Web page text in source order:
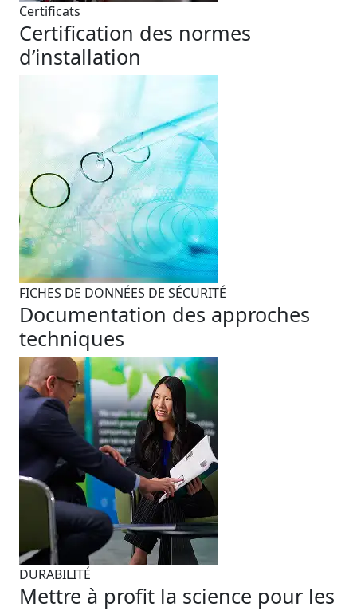
Certificats
Certification des normes
d’installation
FICHES DE DONNÉES DE SÉCURITÉ
Documentation des approches
techniques
DURABILITÉ
Mettre à profit la science pour les